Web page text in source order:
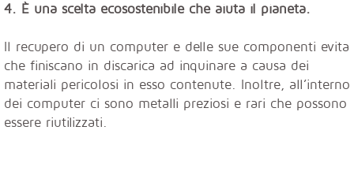
4. È una scelta ecosostenibile che aiuta il pianeta.
Il recupero di un computer e delle sue componenti evita
che finiscano in discarica ad inquinare a causa dei
materiali pericolosi in esso contenute. Inoltre, all’interno
dei computer ci sono metalli preziosi e rari che possono
essere riutilizzati.